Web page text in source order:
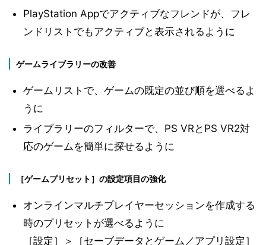
PlayStation Appでアクティブなフレンドが、フレ
ンドリストでもアクティブと表示されるように
ゲームライブラリーの改善
ゲームリストで、ゲームの既定の並び順を選べるよ
うに
ライブラリーのフィルターで、PS VRとPS VR2対
応のゲームを簡単に探せるように
［ゲームプリセット］の設定項目の強化
オンラインマルチプレイヤーセッションを作成する
時のプリセットが選べるように
［設定］＞［セーブデータとゲーム／アプリ設定］